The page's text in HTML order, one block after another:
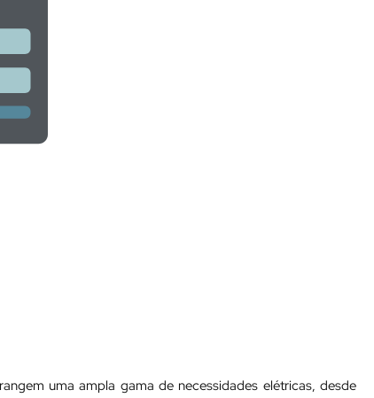
uma ampla gama de necessidades elétricas, desde